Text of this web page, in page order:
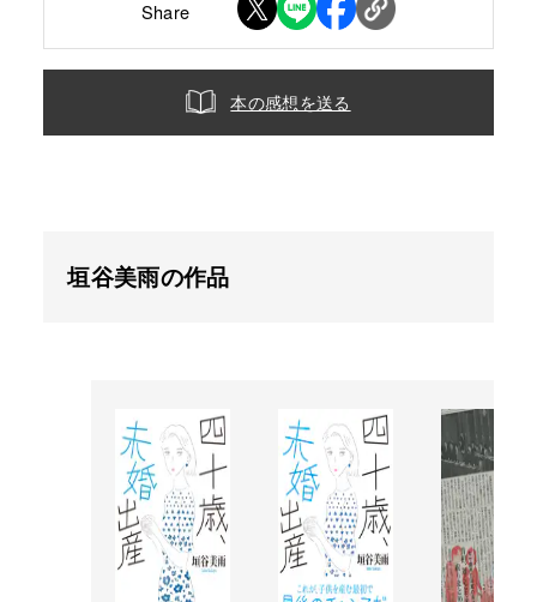
Share
本の感想を送る
垣谷美雨の作品